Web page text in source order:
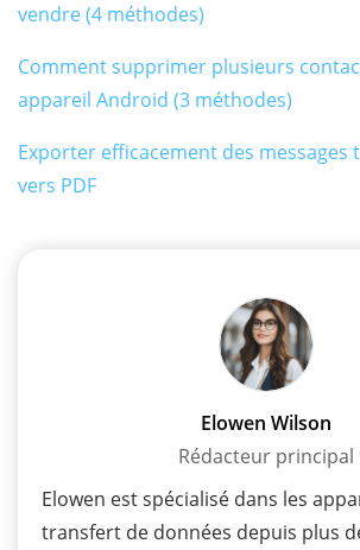
vendre (4 méthodes)
Comment supprimer plusieurs
appareil Android (3 méthodes)
Exporter efficacement des messages
vers PDF
Elowen Wilson
Rédacteur principal
Elowen est spécialisé dans les
transfert de données depuis plus